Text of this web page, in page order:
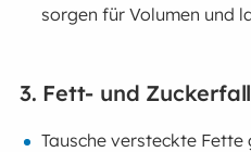
sorgen für Volumen und
3. Fett- und
Tausche versteckte